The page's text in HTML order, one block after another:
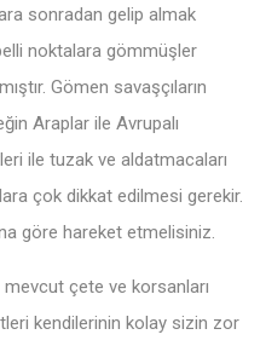
sonradan gelip almak
noktalara gömmüşler
Gömen savaşçıların
Araplar ile Avrupalı
ile tuzak ve aldatmacaları
çok dikkat edilmesi gerekir.
göre hareket etmelisiniz.
çete ve korsanları
kendilerinin kolay sizin zor